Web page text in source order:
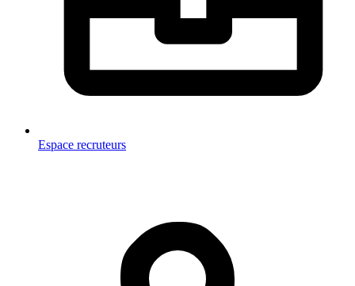
Espace recruteurs